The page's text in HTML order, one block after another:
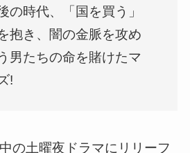
の時代、「国を買う」
抱き、闇の金脈を攻め
男たちの命を賭けたマ
!
の土曜夜ドラマにリリーフ